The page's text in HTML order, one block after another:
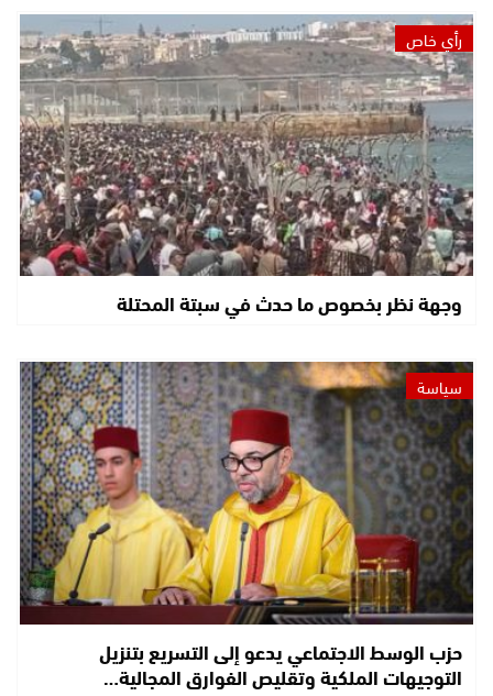
رأي خاص
وجهة نظر بخصوص ما حدث في سبتة المحتلة
سياسة
حزب الوسط الاجتماعي يدعو إلى التسريع بتنزيل
التوجيهات الملكية وتقليص الفوارق المجالية…